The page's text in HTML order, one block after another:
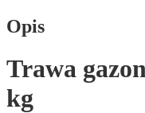
Opis
Trawa
kg